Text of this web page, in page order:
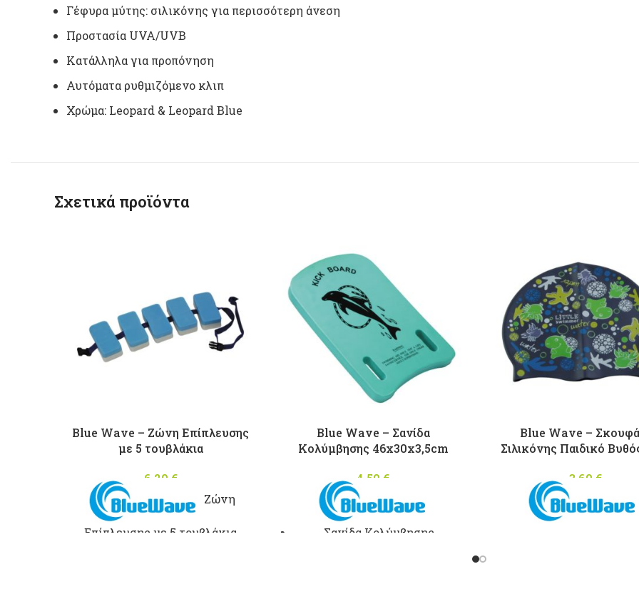
Γέφυρα μύτης: σιλικόνης για περισσότερη άνεση
Προστασία UVA/UVB
Κατάλληλα για προπόνηση
Αυτόματα ρυθμιζόμενο κλιπ
Χρώμα: Leopard & Leopard Blue
Σχετικά προϊόντα
Blue Wave – Ζώνη Επίπλευσης
με 5 τουβλάκια
6,20 €
Ζώνη
Επίπλευσης με 5 τουβλάκια
Blue Wave – Σανίδα
Κολύμβησης 46x30x3,5cm
4,50 €
Σανίδα Κολύμβησης
Blue Wave –
Σιλικόνης Παιδικό
3,60 €